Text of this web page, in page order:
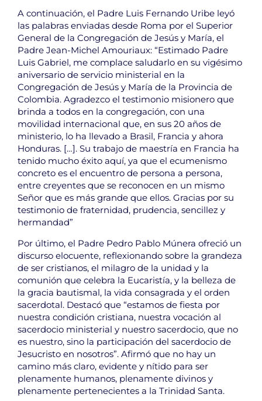
A continuación, el Padre Luis Fernando Uribe leyó
las palabras enviadas desde Roma por el Superior
General de la Congregación de Jesús y María, el
Padre Jean-Michel Amouriaux: “Estimado Padre
Luis Gabriel, me complace saludarlo en su vigésimo
aniversario de servicio ministerial en la
Congregación de Jesús y María de la Provincia de
Colombia. Agradezco el testimonio misionero que
brinda a todos en la congregación, con una
movilidad internacional que, en sus 20 años de
ministerio, lo ha llevado a Brasil, Francia y ahora
Honduras. […]. Su trabajo de maestría en Francia ha
tenido mucho éxito aquí, ya que el ecumenismo
concreto es el encuentro de persona a persona,
entre creyentes que se reconocen en un mismo
Señor que es más grande que ellos. Gracias por su
testimonio de fraternidad, prudencia, sencillez y
hermandad”
Por último, el Padre Pedro Pablo Múnera ofreció un
discurso elocuente, reflexionando sobre la grandeza
de ser cristianos, el milagro de la unidad y la
comunión que celebra la Eucaristía, y la belleza de
la gracia bautismal, la vida consagrada y el orden
sacerdotal. Destacó que “estamos de fiesta por
nuestra condición cristiana, nuestra vocación al
sacerdocio ministerial y nuestro sacerdocio, que no
es nuestro, sino la participación del sacerdocio de
Jesucristo en nosotros”. Afirmó que no hay un
camino más claro, evidente y nítido para ser
plenamente humanos, plenamente divinos y
plenamente pertenecientes a la Trinidad Santa.